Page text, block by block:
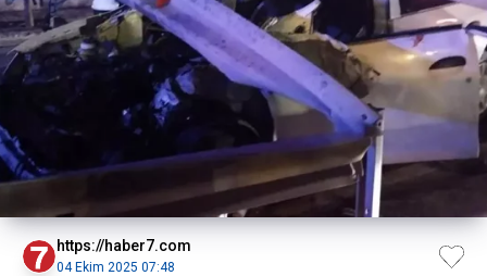
https://haber7.com
04 Ekim 2025 07:48